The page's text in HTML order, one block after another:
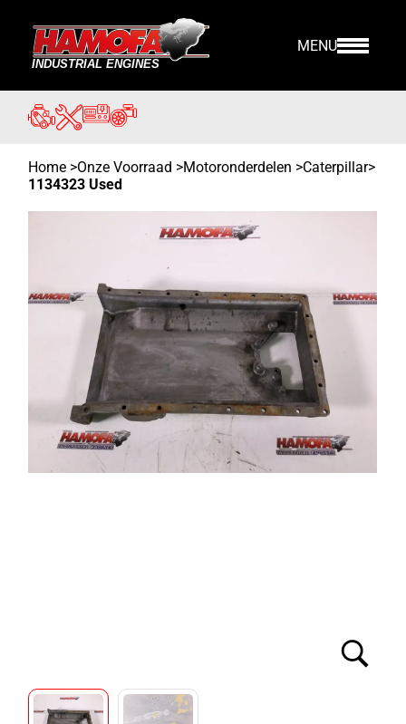
MENU
Home >Onze Voorraad >Motoronderdelen >Caterpillar>
1134323 Used